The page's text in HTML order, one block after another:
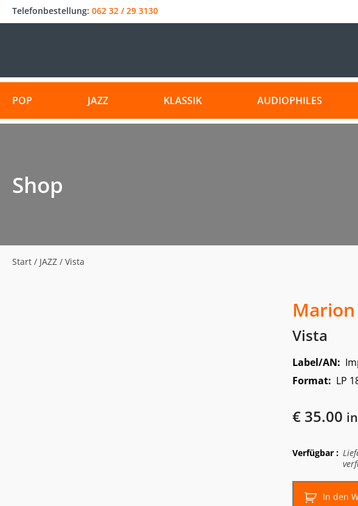
Telefonbestellung: 062 32 / 29 3130
POP JAZZ KLASSIK AUDIOPHILES
Shop
Start / JAZZ / Vista
Vista
Label/AN:
Format: LP
€35.00
Verfügbar :
In den